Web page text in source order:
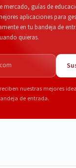
mercado, guías de
aplicaciones para
en tu bandeja de
quieras.
nuestras mejores
de entrada.